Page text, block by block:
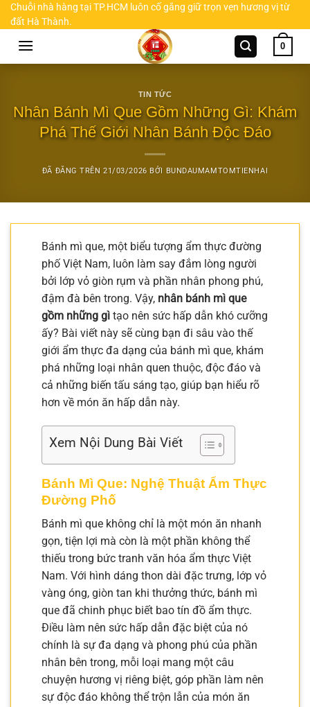
Chuyển
đến
Chuỗi nhà hàng tại TP.HCM luôn cố gắng giữ trọn vẹn hương vị từ
đất Hà Thành.
0
TIN TỨC
Nhân Bánh Mì Que Gồm Những Gì: Khám
Phá Thế Giới Nhân Bánh Độc Đáo
ĐÃ ĐĂNG TRÊN21/03/2026 BỞI BUNDAUMAMTOMTIENHAI
Bánh mì que, một biểu tượng ẩm thực đường
phố Việt Nam, luôn làm say đắm lòng người
bởi lớp vỏ giòn rụm và phần nhân phong phú,
đậm đà bên trong. Vậy, nhân bánh mì que
gồm những gì tạo nên sức hấp dẫn khó cưỡng
ấy? Bài viết này sẽ cùng bạn đi sâu vào thế
giới ẩm thực đa dạng của bánh mì que, khám
phá những loại nhân quen thuộc, độc đáo và
cả những biến tấu sáng tạo, giúp bạn hiểu rõ
hơn về món ăn hấp dẫn này.
Xem Nội Dung Bài Viết
Bánh Mì Que: Nghệ Thuật Ẩm Thực
Đường Phố
Bánh mì que không chỉ là một món ăn nhanh
gọn, tiện lợi mà còn là một phần không thể
thiếu trong bức tranh văn hóa ẩm thực Việt
Nam. Với hình dáng thon dài đặc trưng, lớp vỏ
vàng óng, giòn tan khi thưởng thức, bánh mì
que đã chinh phục biết bao tín đồ ẩm thực.
Điều làm nên sức hấp dẫn đặc biệt của nó
chính là sự đa dạng và phong phú của phần
nhân bên trong, mỗi loại mang một câu
chuyện hương vị riêng biệt, góp phần làm nên
sự độc đáo không thể trộn lẫn của món ăn